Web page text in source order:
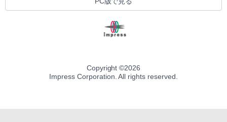
Copyright ©2026
Impress Corporation. All rights reserved.